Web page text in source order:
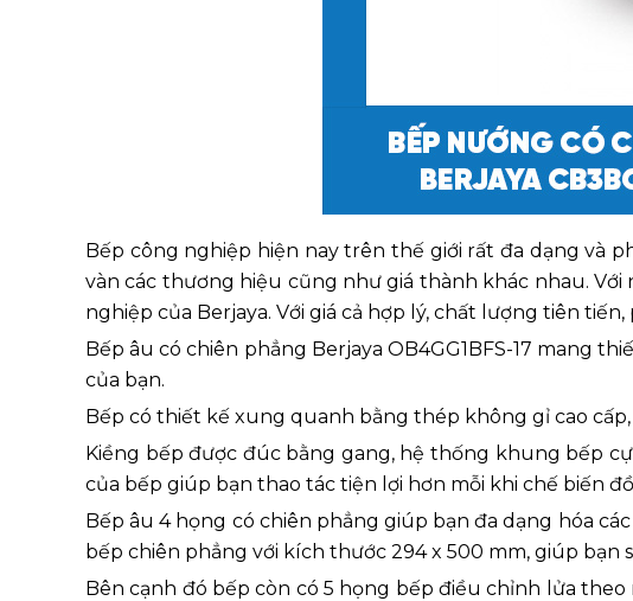
Bếp công nghiệp hiện nay trên thế giới rất đa dạng và
vàn các thương hiệu cũng như giá thành khác nhau.
nghiệp của Berjaya. Với giá cả hợp lý, chất lượng tiên
Bếp âu có chiên phẳng Berjaya OB4GG1BFS-17 mang
của bạn.
Bếp có thiết kế xung quanh bằng thép không gỉ cao
Kiềng bếp được đúc bằng gang, hệ thống khung bếp
của bếp giúp bạn thao tác tiện lợi hơn mỗi khi chế biến
Bếp âu 4 họng có chiên phẳng giúp bạn đa dạng hóa
bếp chiên phẳng với kích thước 294 x 500 mm, giúp bạn
Bên cạnh đó bếp còn có 5 họng bếp điều chỉnh lửa